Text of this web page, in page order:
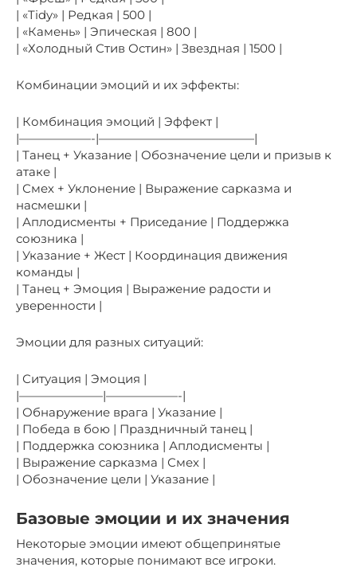
| «Tidy» | Редкая | 500 |
| «Камень» | Эпическая | 800 |
| «Холодный Стив Остин» | Звездная | 1500 |
Комбинации эмоций и их эффекты:
| Комбинация эмоций | Эффект |
|——————-|—————————————|
| Танец + Указание | Обозначение цели и призыв к
атаке |
| Смех + Уклонение | Выражение сарказма и
насмешки |
| Аплодисменты + Приседание | Поддержка
союзника |
| Указание + Жест | Координация движения
команды |
| Танец + Эмоция | Выражение радости и
уверенности |
Эмоции для разных ситуаций:
| Ситуация | Эмоция |
|———————|——————-|
| Обнаружение врага | Указание |
| Победа в бою | Праздничный танец |
| Поддержка союзника | Аплодисменты |
| Выражение сарказма | Смех |
| Обозначение цели | Указание |
Базовые эмоции и их значения
Некоторые эмоции имеют общепринятые
значения, которые понимают все игроки.